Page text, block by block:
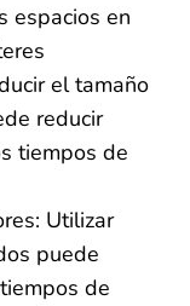
espacios en
el tamaño
reducir
tiempos de
Utilizar
puede
de